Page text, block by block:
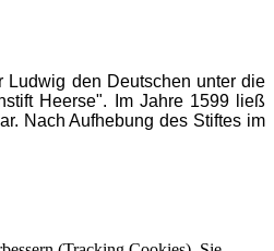
Ludwig den Deutschen unter die
Heerse". Im Jahre 1599 ließ
Nach Aufhebung des Stiftes im